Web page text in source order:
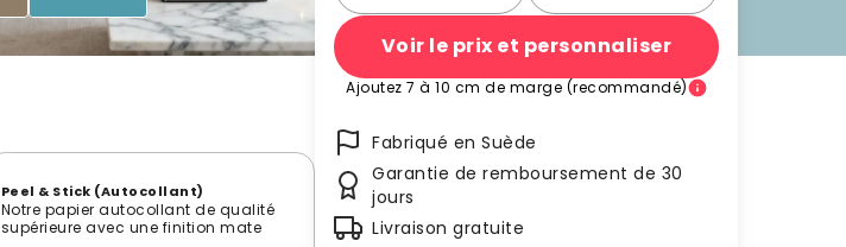
Peel & Stick (Autocollant)
Notre papier autocollant de qualité
supérieure avec une finition mate
Voir le prix et personnaliser
Ajoutez 7 à 10 cm de marge (recommandé)
Fabriqué en Suède
Garantie de remboursement de 30
jours
Livraison gratuite